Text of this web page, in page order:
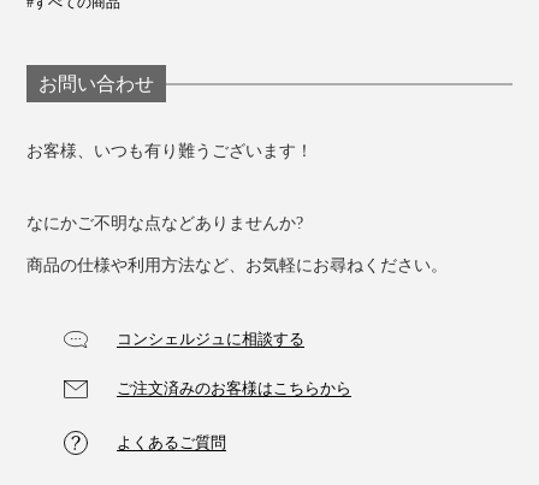
お問い合わせ
お客様、いつも有り難うございます！
なにかご不明な点などありませんか?
商品の仕様や利用方法など、お気軽にお尋ねください。
コンシェルジュに相談する
ご注文済みのお客様はこちらから
よくあるご質問